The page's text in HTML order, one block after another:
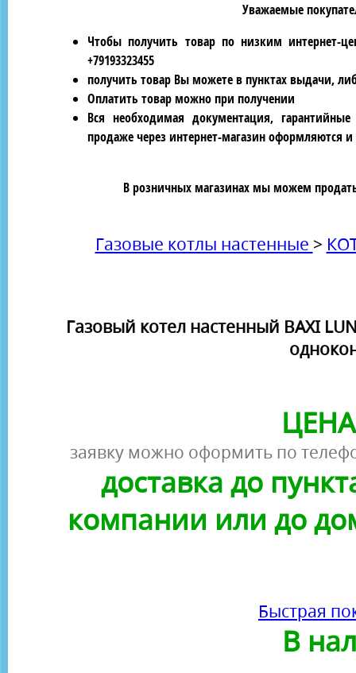
Уважаемые
Чтобы получить товар по низким интернет-
+79193323455
получить товар Вы можете в пунктах выдачи,
Оплатить товар можно при получении
Вся необходимая документация,
продаже через интернет-магазин оформляются
В розничных магазинах мы можем
Газовые котлы настенные >
Газовый котел настенный BAXI
заявку можно оформить по
доставка до
компании или до
Быстрая
В